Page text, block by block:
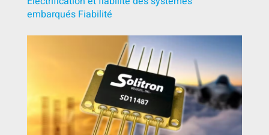
embarqués Fiabilité